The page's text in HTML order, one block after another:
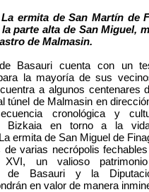
ermita de San Martín de
parte alta de San Miguel,
de Malmasin.
Basauri cuenta con un
la mayoría de sus
a algunos centenares
túnel de Malmasin en
cronológica y
Bizkaia en torno a la
ermita de San Miguel de
varias necrópolis
un valioso
de Basauri y la
en valor de manera